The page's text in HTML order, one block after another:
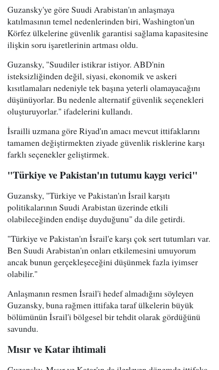
Guzansky'ye göre Suudi Arabistan'ın anlaşmaya
katılmasının temel nedenlerinden biri, Washington'un
Körfez ülkelerine güvenlik garantisi sağlama kapasitesine
ilişkin soru işaretlerinin artması oldu.
Guzansky, "Suudiler istikrar istiyor. ABD'nin
isteksizliğinden değil, siyasi, ekonomik ve askeri
kısıtlamaları nedeniyle tek başına yeterli olamayacağını
düşünüyorlar. Bu nedenle alternatif güvenlik seçenekleri
oluşturuyorlar." ifadelerini kullandı.
İsrailli uzmana göre Riyad'ın amacı mevcut ittifaklarını
tamamen değiştirmekten ziyade güvenlik risklerine karşı
farklı seçenekler geliştirmek.
"Türkiye ve Pakistan'ın tutumu kaygı verici"
Guzansky, "Türkiye ve Pakistan'ın İsrail karşıtı
politikalarının Suudi Arabistan üzerinde etkili
olabileceğinden endişe duyduğunu" da dile getirdi.
"Türkiye ve Pakistan'ın İsrail'e karşı çok sert tutumları var.
Ben Suudi Arabistan'ın onları etkilemesini umuyorum
ancak bunun gerçekleşeceğini düşünmek fazla iyimser
olabilir."
Anlaşmanın resmen İsrail'i hedef almadığını söyleyen
Guzansky, buna rağmen ittifaka taraf ülkelerin büyük
bölümünün İsrail'i bölgesel bir tehdit olarak gördüğünü
savundu.
Mısır ve Katar ihtimali